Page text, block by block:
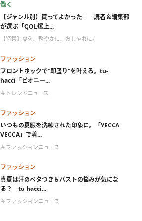
働く
【ジャンル別】買ってよかった！ 読者＆編集部
が選ぶ「QOL爆上...
【特集】夏を、軽やかに、おしゃれに。
ファッション
フロントホックで“即盛り”を叶える。tu-
hacci「ピオニー...
＃トレンドニュース
ファッション
いつもの夏服を洗練された印象に。「YECCA
VECCA」で着...
＃ファッションニュース
ファッション
真夏は汗のベタつき＆バストの悩みが気にな
る？ tu-hacci...
＃ファッションニュース